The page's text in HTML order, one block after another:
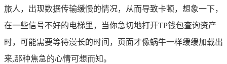
旅人，出现数据传输缓慢的情况，从而导致卡顿，想象一下，
在一些信号不好的电梯里，当你急切地打开TP钱包查询资产
时，可能需要等待漫长的时间，页面才像蜗牛一样缓缓加载出
来,那种焦急的心情可想而知。